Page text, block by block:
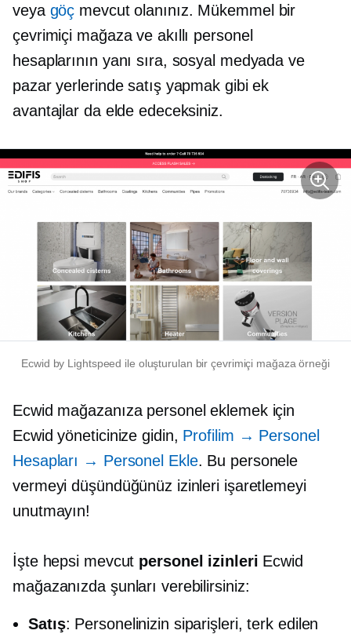
veya göç mevcut olanınız. Mükemmel bir
çevrimiçi mağaza ve akıllı personel
hesaplarının yanı sıra, sosyal medyada ve
pazar yerlerinde satış yapmak gibi ek
avantajlar da elde edeceksiniz.
Ecwid by Lightspeed ile oluşturulan bir çevrimiçi mağaza örneği
Ecwid mağazanıza personel eklemek için
Ecwid yöneticinize gidin, Profilim → Personel
Hesapları → Personel Ekle. Bu personele
vermeyi düşündüğünüz izinleri işaretlemeyi
unutmayın!
İşte hepsi mevcut personel izinleri Ecwid
mağazanızda şunları verebilirsiniz:
Satış: Personelinizin siparişleri, terk edilen